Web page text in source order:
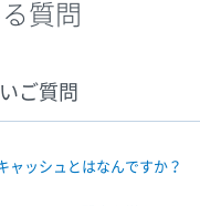
質問
ご質問
ャッシュとはなんですか？